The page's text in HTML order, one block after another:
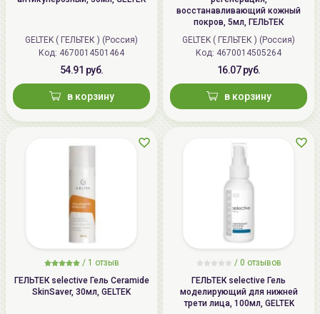
GELTEK ( ГЕЛЬТЕК ) (Россия)
Код: 4670014501464
54.91 руб.
в корзину
восстанавливающий кожный
покров, 5мл, ГЕЛЬТЕК
GELTEK ( ГЕЛЬТЕК ) (Россия)
Код: 4670014505264
16.07 руб.
в корзину
/ 1 отзыв
ГЕЛЬТЕК selective Гель Ceramide
SkinSaver, 30мл, GELTEK
/ 0 отзывов
ГЕЛЬТЕК selective Гель
моделирующий для нижней
трети лица, 100мл, GELTEK